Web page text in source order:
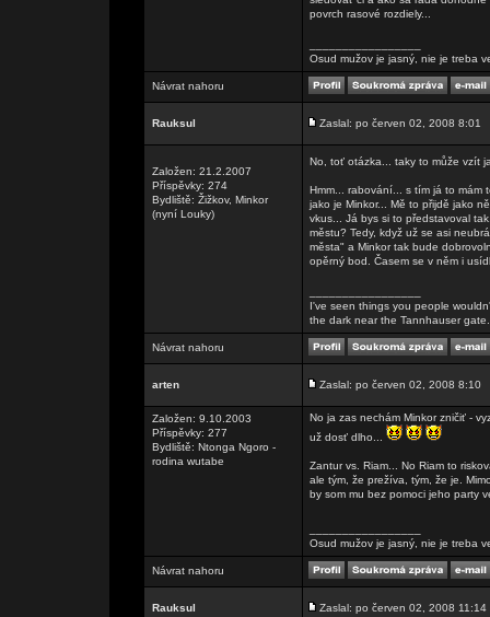
povrch rasové rozdiely...
Osud mužov je jasný, nie je treba
Návrat nahoru
Rauksul Zaslal: po červen 02, 2008 8:01
Založen: 21.2.2007
Příspěvky: 274
Bydliště: Žižkov, Minkor
(nyní Louky)
No, toť otázka... taky to může vzít
Hmm... rabování... s tím já to mám
jako je Minkor... Mě to přijdě jako
vkus... Já bys si to představoval
městu? Tedy, když už se asi
města" a Minkor tak bude
opěrný bod. Časem se v něm i
I've seen things you people
the dark near the Tannhauser
Návrat nahoru
arten Zaslal: po červen 02, 2008 8:10
Založen: 9.10.2003
Příspěvky: 277
Bydliště: Ntonga Ngoro -
rodina wutabe
No ja zas nechám Minkor zničiť -
už dosť dlho...
Zantur vs. Riam... No Riam to
ale tým, že prežíva, tým, že je.
by som mu bez pomoci jeho party
Osud mužov je jasný, nie je treba
Návrat nahoru
Rauksul Zaslal: po červen 02, 2008 11:14